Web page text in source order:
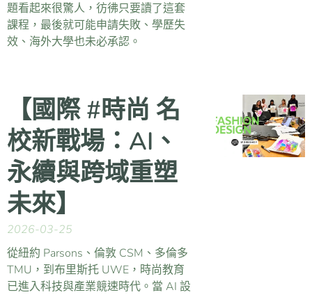
題看起來很驚人，彷彿只要讀了這套
課程，最後就可能申請失敗、學歷失
效、海外大學也未必承認。
【國際 #時尚 名
校新戰場：AI、
永續與跨域重塑
未來】
2026-03-25
從紐約 Parsons、倫敦 CSM、多倫多
TMU，到布里斯托 UWE，時尚教育
已進入科技與產業競速時代。當 AI 設